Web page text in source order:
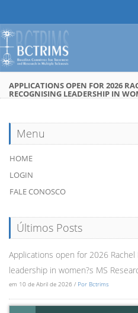
APPLICATIONS OPEN FOR 2026
RECOGNISING LEADERSHIP IN
Menu
HOME
LOGIN
FALE CONOSCO
Últimos Posts
Applications open for 2026
leadership in women?s MS
em 10 de Abril de 2026 / Por Bctrims